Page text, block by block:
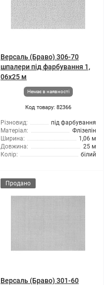
Версаль (Браво) 306-70
шпалери під фарбування 1,
06x25 м
Немає в наявності
Код товару: 82366
Різновид:
під фарбування
Матеріал:
Флізелін
Ширина:
1,06 м
Довжина:
25 м
Колір:
білий
Продано
Версаль (Браво) 301-60